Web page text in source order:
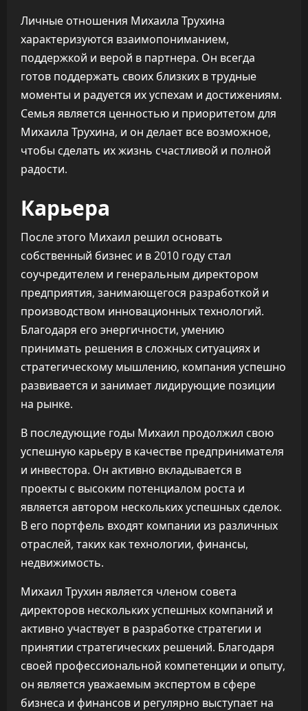
Личные отношения Михаила Трухина
характеризуются взаимопониманием,
поддержкой и верой в партнера. Он всегда
готов поддержать своих близких в трудные
моменты и радуется их успехам и достижениям.
Семья является ценностью и приоритетом для
Михаила Трухина, и он делает все возможное,
чтобы сделать их жизнь счастливой и полной
радости.
Карьера
После этого Михаил решил основать
собственный бизнес и в 2010 году стал
соучредителем и генеральным директором
предприятия, занимающегося разработкой и
производством инновационных технологий.
Благодаря его энергичности, умению
принимать решения в сложных ситуациях и
стратегическому мышлению, компания успешно
развивается и занимает лидирующие позиции
на рынке.
В последующие годы Михаил продолжил свою
успешную карьеру в качестве предпринимателя
и инвестора. Он активно вкладывается в
проекты с высоким потенциалом роста и
является автором нескольких успешных сделок.
В его портфель входят компании из различных
отраслей, таких как технологии, финансы,
недвижимость.
Михаил Трухин является членом совета
директоров нескольких успешных компаний и
активно участвует в разработке стратегии и
принятии стратегических решений. Благодаря
своей профессиональной компетенции и опыту,
он является уважаемым экспертом в сфере
бизнеса и финансов и регулярно выступает на